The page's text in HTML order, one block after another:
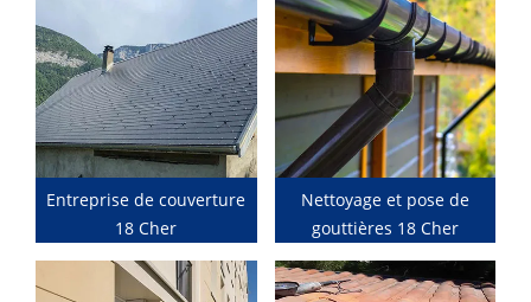
Entreprise de couverture
18 Cher
Nettoyage et pose de
gouttières 18 Cher